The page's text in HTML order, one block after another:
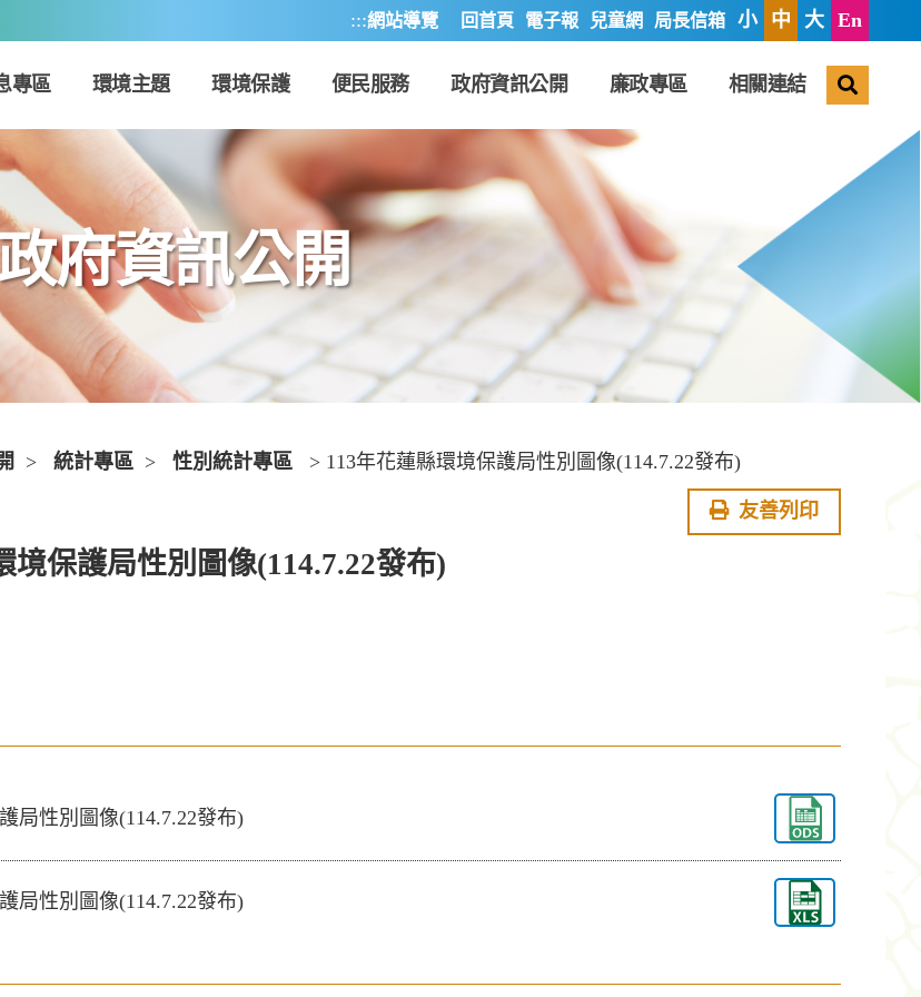
:::網站導覽 回首頁 電子報 兒童網 局長信箱 小 中 大 En
專區 環境主題 環境保護 便民服務 政府資訊公開 廉政專區 相關連結
府資訊公開
> 統計專區 > 性別統計專區 > 113年花蓮縣環境保護局性別圖像(114.7.22發布)
友善列印
境保護局性別圖像(114.7.22發布)
局性別圖像(114.7.22發布)
局性別圖像(114.7.22發布)